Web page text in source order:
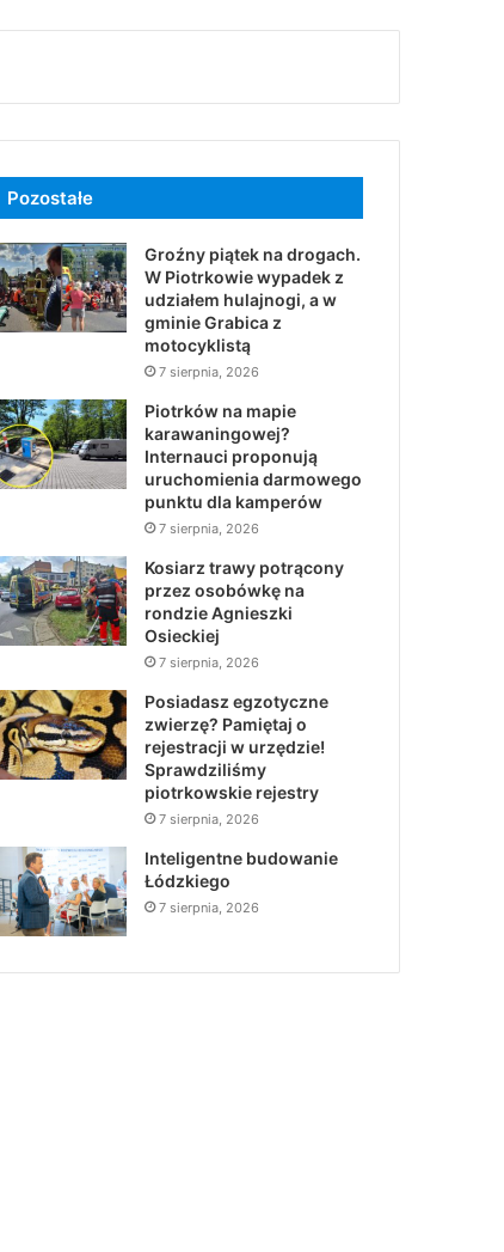
Pozostałe
Groźny piątek na drogach.
W Piotrkowie wypadek z
udziałem hulajnogi, a w
gminie Grabica z
motocyklistą
7 sierpnia, 2026
Piotrków na mapie
karawaningowej?
Internauci proponują
uruchomienia darmowego
punktu dla kamperów
7 sierpnia, 2026
Kosiarz trawy potrącony
przez osobówkę na
rondzie Agnieszki
Osieckiej
7 sierpnia, 2026
Posiadasz egzotyczne
zwierzę? Pamiętaj o
rejestracji w urzędzie!
Sprawdziliśmy
piotrkowskie rejestry
7 sierpnia, 2026
Inteligentne budowanie
Łódzkiego
7 sierpnia, 2026